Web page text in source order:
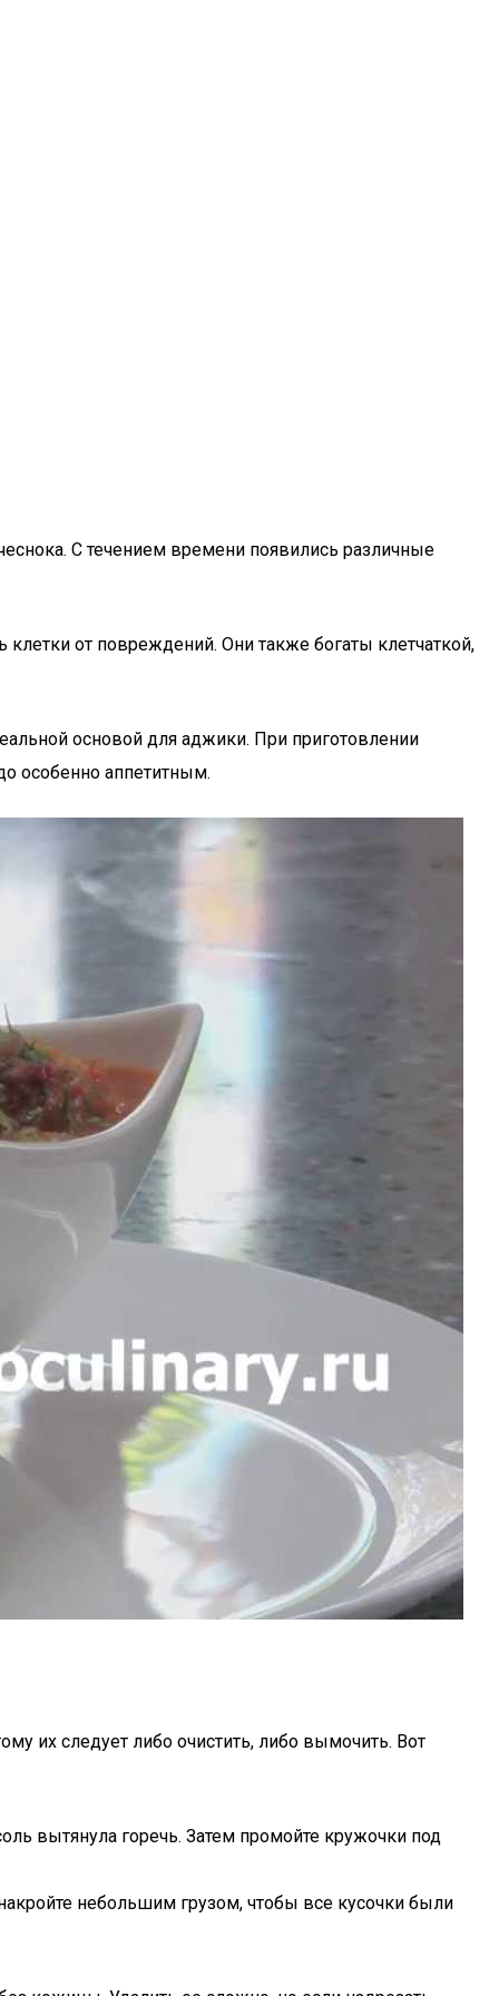
С течением времени появились различные
от повреждений. Они также богаты клетчаткой,
основой для аджики. При приготовлении
особенно аппетитным.
их следует либо очистить, либо вымочить. Вот
вытянула горечь. Затем промойте кружочки под
небольшим грузом, чтобы все кусочки были